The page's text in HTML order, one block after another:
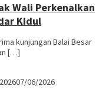
Wali Perkenalkan
Kidul
kunjungan Balai Besar
[…]
07/06/2026